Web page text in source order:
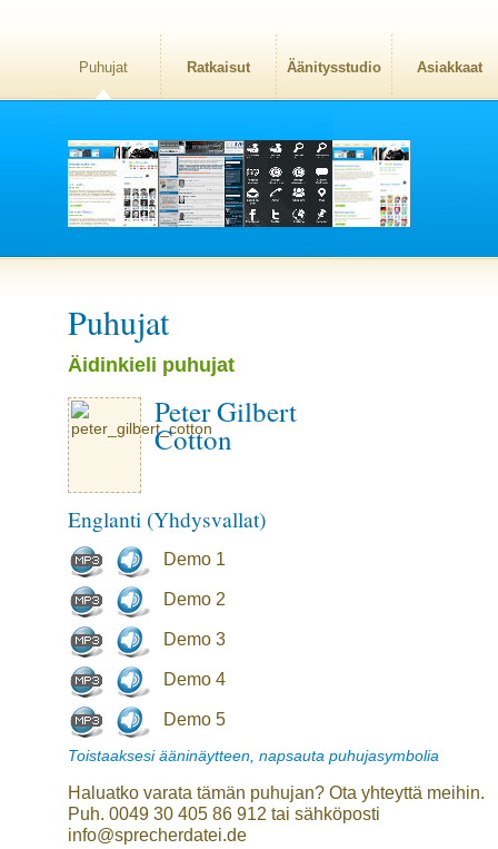
Puhujat Ratkaisut Äänitysstudio Asiakkaat
Puhujat
Äidinkieli puhujat
Peter Gilbert
Cotton
Englanti (Yhdysvallat)
Demo 1
Demo 2
Demo 3
Demo 4
Demo 5
Toistaaksesi ääninäytteen, napsauta puhujasymbolia
Haluatko varata tämän puhujan? Ota yhteyttä meihin.
Puh. 0049 30 405 86 912 tai sähköposti
info@sprecherdatei.de